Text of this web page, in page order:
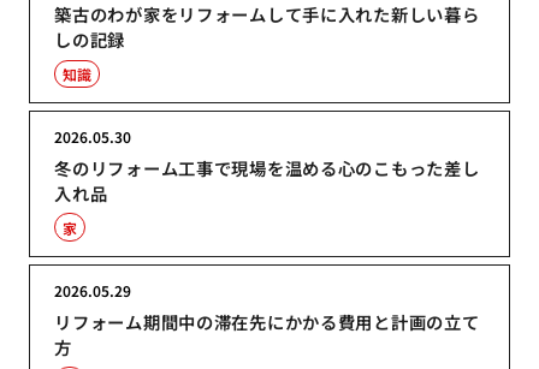
築古のわが家をリフォームして手に入れた新しい暮ら
しの記録
知識
冬のリフォーム工事で現場を温める心のこもった差し
入れ品
2026.05.30
家
リフォーム期間中の滞在先にかかる費用と計画の立て
方
2026.05.29